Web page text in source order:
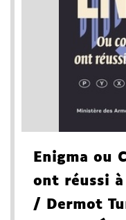
Enigma ou
ont réussi à
/ Dermot